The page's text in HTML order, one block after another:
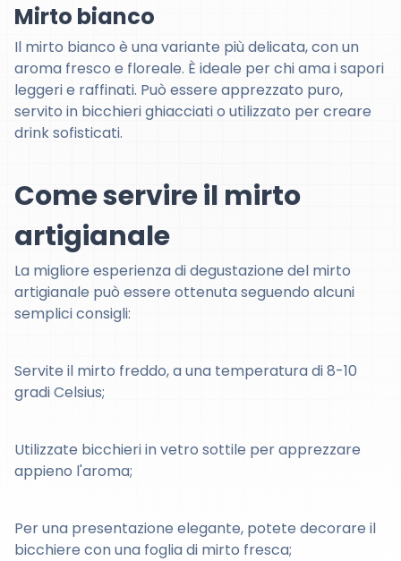
Mirto bianco
Il mirto bianco è una variante più delicata, con un
aroma fresco e floreale. È ideale per chi ama i sapori
leggeri e raffinati. Può essere apprezzato puro,
servito in bicchieri ghiacciati o utilizzato per creare
drink sofisticati.
Come servire il mirto
artigianale
La migliore esperienza di degustazione del mirto
artigianale può essere ottenuta seguendo alcuni
semplici consigli:
Servite il mirto freddo, a una temperatura di 8-10
gradi Celsius;
Utilizzate bicchieri in vetro sottile per apprezzare
appieno l'aroma;
Per una presentazione elegante, potete decorare il
bicchiere con una foglia di mirto fresca;